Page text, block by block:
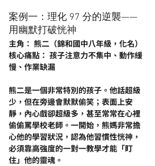
案例一：理化 97 分的逆襲——
用幽默打破恍神
主角： 熊二（錦和國中八年級，化名）
核心痛點： 孩子注意力不集中、動作緩
慢、作業缺漏
熊二是一個非常特別的孩子。他話超級
少，但在旁邊會默默偷笑；表面上安
靜，內心戲卻超級多，甚至常常在心裡
偷偷罵學校老師。一開始，熊媽非常擔
心他的學習狀況，認為他習慣性恍神 ，
必須靠高強度的一對一教學才能「盯
住」他的靈魂。